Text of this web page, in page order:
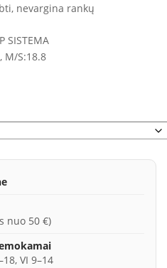
nevargina rankų
SISTEMA
M/S:18.8
nuo 50 €)
VI 9–14